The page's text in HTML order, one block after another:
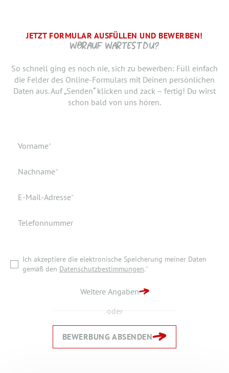
JETZT FORMULAR AUSFÜLLEN UND BEWERBEN!
WORAUF WARTEST DU?
So schnell ging es noch nie, sich zu bewerben: Füll einfach
die Felder des Online-Formulars mit Deinen persönlichen
Daten aus. Auf „Senden“ klicken und zack – fertig! Du wirst
schon bald von uns hören.
Pflichtfeld
Vorname*
Pflichtfeld
Nachname*
Pflichtfeld
E-Mail-Adresse*
Telefonnummer
Ich akzeptiere die elektronische Speicherung meiner Daten
gemäß den Datenschutzbestimmungen.*
Weitere Angaben
oder
BEWERBUNG ABSENDEN
BRAUCHEN WIR NOCH ...
SCHRITT.
bist, den neuen Job anzutreten. Du möchtest Deiner
Bewerbung doch noch einen Lebenslauf oder ein anderes
Dokument hinzufügen? Hier kannst Du es hochladen.
Verfügbar ab
Dokumente
Ich akzeptiere die elektronische Speicherung meiner Daten
DANKE, WIR FREUEN UNS AUF DICH UND MELDEN UNS
ZURÜCK ZUR STARTSEITE